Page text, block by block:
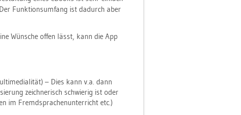
Funk­ti­ons­um­fang ist da­durch aber
Wün­sche offen lässt, kann die App
– Dies kann v.a. dann
zeich­ne­risch schwie­rig ist oder
im Fremd­spra­chen­un­ter­richt etc.)